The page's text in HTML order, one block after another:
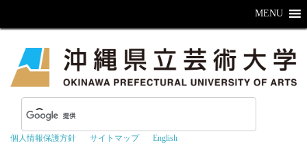
個人情報保護方針 サイトマップ English
MENU